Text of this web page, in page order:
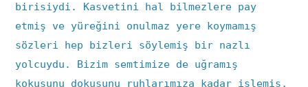
birisiydi. Kasvetini hal bilmezlere pay
etmiş ve yüreğini onulmaz yere koymamış
sözleri hep bizleri söylemiş bir nazlı
yolcuydu. Bizim semtimize de uğramış
kokusunu dokusunu ruhlarımıza kadar işlemiş,